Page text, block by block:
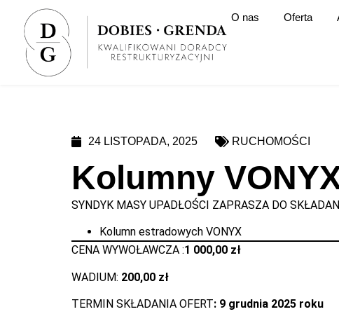
O nas Oferta
24 LISTOPADA, 2025 RUCHOMOŚCI
Kolumny
SYNDYK MASY UPADŁOŚCI ZAPRASZA DO
Kolumn estradowych VONYX
CENA WYWOŁAWCZA :1 000,00 zł
WADIUM: 200,00 zł
TERMIN SKŁADANIA OFERT: 9 grudnia 2025 roku